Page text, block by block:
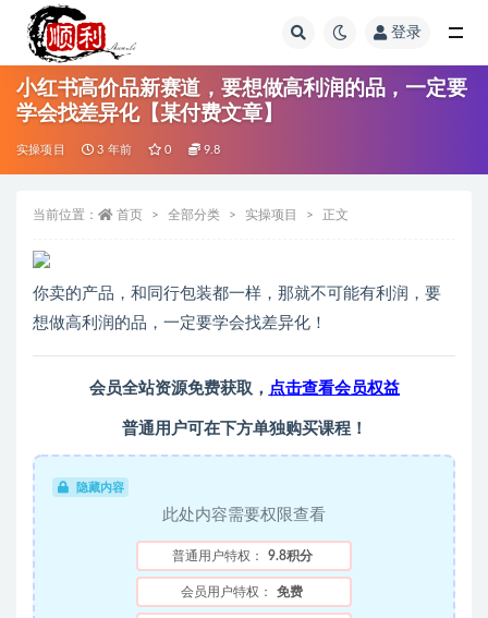
登录
小红书高价品新赛道，要想做高利润的品，一定要
学会找差异化【某付费文章】
实操项目 3 年前 0 9.8
当前位置： 首页 全部分类 实操项目 正文
你卖的产品，和同行包装都一样，那就不可能有利润，要
想做高利润的品，一定要学会找差异化！
会员全站资源免费获取， 点击查看会员权益
普通用户可在下方单独购买课程！
隐藏内容
此处内容需要权限查看
普通用户特权： 9.8积分
会员用户特权： 免费
全部